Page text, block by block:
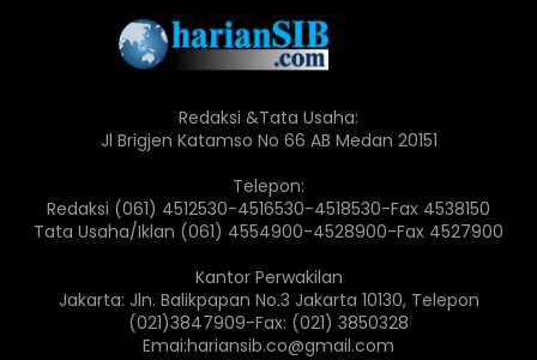
Redaksi &Tata Usaha:
Jl Brigjen Katamso No 66 AB Medan 20151
Telepon:
Redaksi (061) 4512530-4516530-4518530-Fax 4538150
Tata Usaha/Iklan (061) 4554900-4528900-Fax 4527900
Kantor Perwakilan
Jakarta: Jln. Balikpapan No.3 Jakarta 10130, Telepon
(021)3847909-Fax: (021) 3850328
Emai:hariansib.co@gmail.com